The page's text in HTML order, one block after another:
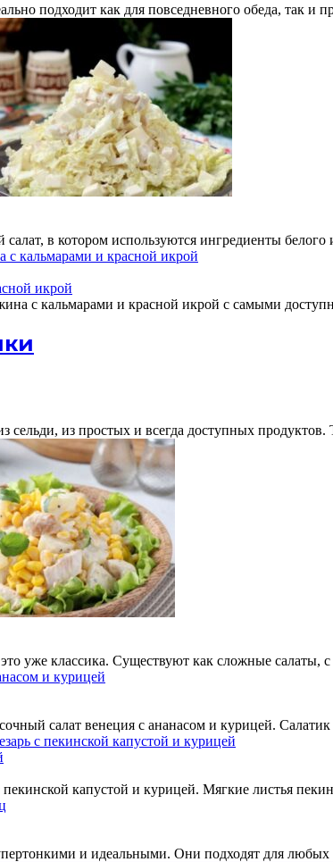
подходит как для повседневного обеда, так и
в котором используются ингредиенты белого
икрой
с кальмарами и красной икрой с самыми
из простых и всегда доступных
уже классика. Существуют как сложные салаты,
салат венеция с ананасом и курицей.
капустой и курицей. Мягкие листья
и идеальными. Они подходят для любых